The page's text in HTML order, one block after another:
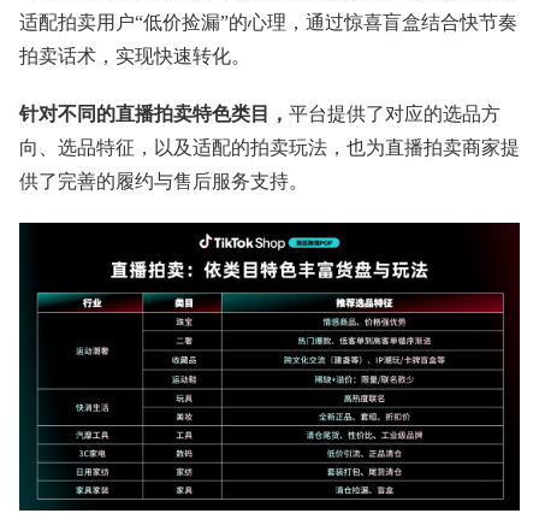
适配拍卖用户“低价捡漏”的心理，通过惊喜盲盒结合快节奏
拍卖话术，实现快速转化。
针对不同的直播拍卖特色类目， 平台提供了对应的选品方
向、选品特征，以及适配的拍卖玩法，也为直播拍卖商家提
供了完善的履约与售后服务支持。